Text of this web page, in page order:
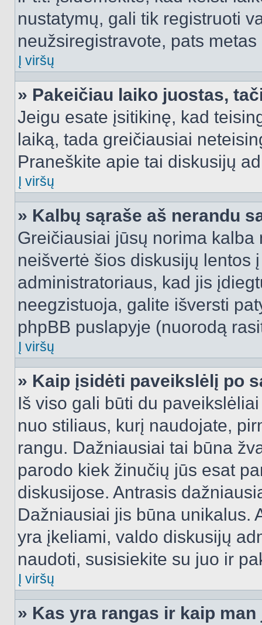
nustatymų, gali tik registruoti
neužsiregistravote, pats
Į viršų
» Pakeičiau laiko juostas,
Jeigu esate įsitikinę, kad
laiką, tada greičiausiai
Praneškite apie tai diskusijų
Į viršų
» Kalbų sąraše aš nerandu
Greičiausiai jūsų norima
neišvertė šios diskusijų lentos
administratoriaus, kad jis
neegzistuoja, galite išversti
phpBB puslapyje (nuorodą
Į viršų
» Kaip įsidėti paveikslėlį po
Iš viso gali būti du
nuo stiliaus, kurį naudojate,
rangu. Dažniausiai tai būna
parodo kiek žinučių jūs esat
diskusijose. Antrasis
Dažniausiai jis būna unikalus.
yra įkeliami, valdo diskusijų
naudoti, susisiekite su juo ir
Į viršų
» Kas yra rangas ir kaip